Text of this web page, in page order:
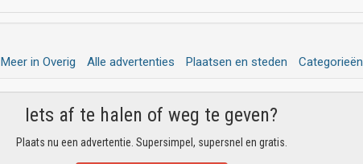
Meer in Overig Alle advertenties Plaatsen en steden Categorieën
Iets af te halen of weg te geven?
Plaats nu een advertentie. Supersimpel, supersnel en gratis.